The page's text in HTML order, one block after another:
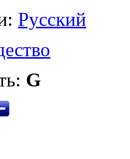
Русский
G